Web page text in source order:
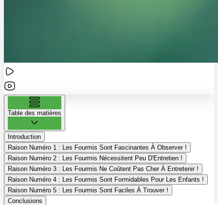
Table des matières
Introduction
Raison Numéro 1 : Les Fourmis Sont Fascinantes À Observer !
Raison Numéro 2 : Les Fourmis Nécessitent Peu D'Entretien !
Raison Numéro 3 : Les Fourmis Ne Coûtent Pas Cher À Entretenir !
Raison Numéro 4 : Les Fourmis Sont Formidables Pour Les Enfants !
Raison Numéro 5 : Les Fourmis Sont Faciles À Trouver !
Conclusions